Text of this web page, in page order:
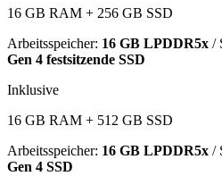
16 GB RAM + 256 GB SSD
Arbeitsspeicher: 16 GB LPDDR5x /
Gen 4 festsitzende SSD
Inklusive
16 GB RAM + 512 GB SSD
Arbeitsspeicher: 16 GB LPDDR5x /
Gen 4 SSD